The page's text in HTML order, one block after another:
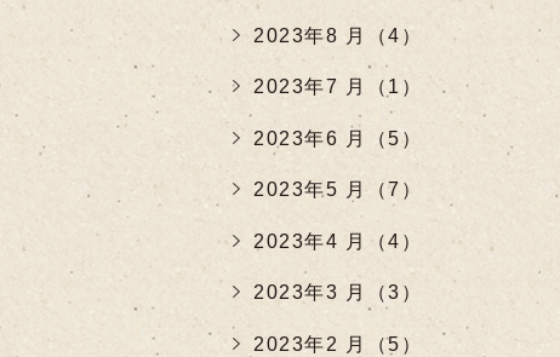
2023年8 月（4）
2023年7 月（1）
2023年6 月（5）
2023年5 月（7）
2023年4 月（4）
2023年3 月（3）
2023年2 月（5）